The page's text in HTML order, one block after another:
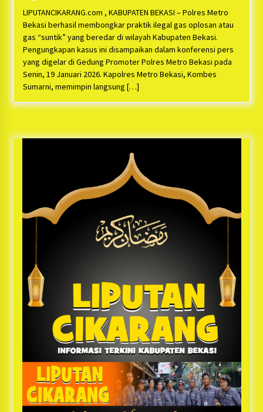
Support Camat Kedungwaringin Memberikan
Logistik Ke Posko Jurpala Kosmi
1 tahun ago
Ucapan Terimakasih Ketua Umum Jurpala
Indonesia dan KOSMI Indonesia Atas Respon
Cepat Polres Metro Bekasi dan Polsek Cikarang
Timur yang Tangkap Oknum Ormas Terkait
Pengusiran Pendirian Posko
1 tahun ago
Kodim 0509 Kabupaten Bekasi Terima 20
Jelang Ramadhan, Kecamatan Cikarang Pusat
Gelar STQ ke-VII
1 tahun ago
LIPUTANCIKARANG.com , KABUPATEN BEKASI – Polres Metro
Bekasi berhasil membongkar praktik ilegal gas oplosan atau
gas “suntik” yang beredar di wilayah Kabupaten Bekasi.
Pengungkapan kasus ini disampaikan dalam konferensi pers
yang digelar di Gedung Promoter Polres Metro Bekasi pada
Senin, 19 Januari 2026. Kapolres Metro Bekasi, Kombes
Sumarni, memimpin langsung […]